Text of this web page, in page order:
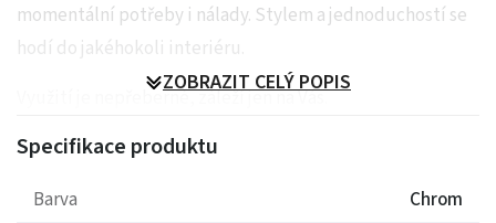
momentální potřeby i nálady. Stylem a jednoduchostí se
hodí do jakéhokoli interiéru.
Využití je nepřeberné, záleží jen na Vás.
ZOBRAZIT CELÝ POPIS
Specifikace produktu
Barva
Chrom